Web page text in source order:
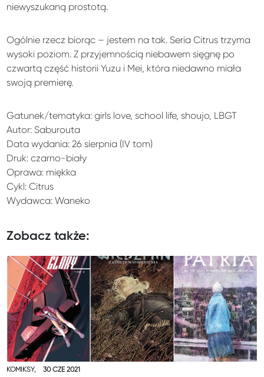
niewyszukaną prostotą.
Ogólnie rzecz biorąc – jestem na tak. Seria Citrus trzyma
wysoki poziom. Z przyjemnością niebawem sięgnę po
czwartą część historii Yuzu i Mei, która niedawno miała
swoją premierę.
Gatunek/tematyka: girls love, school life, shoujo, LBGT
Autor: Saburouta
Data wydania: 26 sierpnia (IV tom)
Druk: czarno-biały
Oprawa: miękka
Cykl: Citrus
Wydawca: Waneko
Zobacz także:
KOMIKSY, 30 CZE 2021